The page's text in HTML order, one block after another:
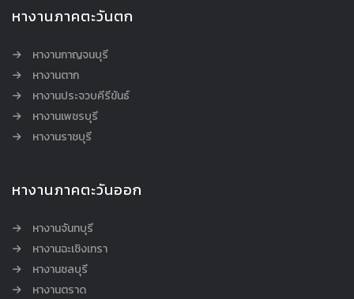
หางานภาคตะวันตก
หางานกาญจนบุรี
หางานตาก
หางานประจวบคีรีขันธ์
หางานเพชรบุรี
หางานราชบุรี
หางานภาคตะวันออก
หางานจันทบุรี
หางานฉะเชิงเทรา
หางานชลบุรี
หางานตราด